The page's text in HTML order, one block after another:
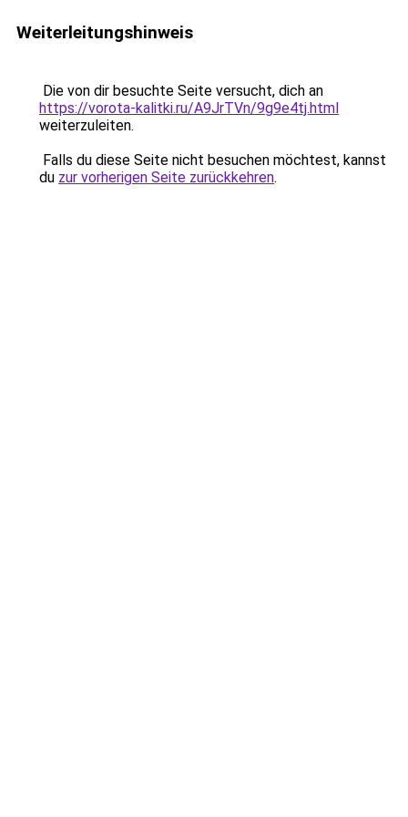
Weiterleitungshinweis
Die von dir besuchte Seite versucht, dich an
https://vorota-kalitki.ru/A9JrTVn/9g9e4tj.html
weiterzuleiten.
Falls du diese Seite nicht besuchen möchtest, kannst
du zur vorherigen Seite zurückkehren.